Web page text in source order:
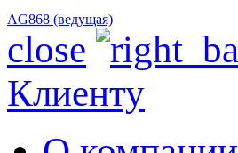
AG868 (ведущая)
close
Клиенту